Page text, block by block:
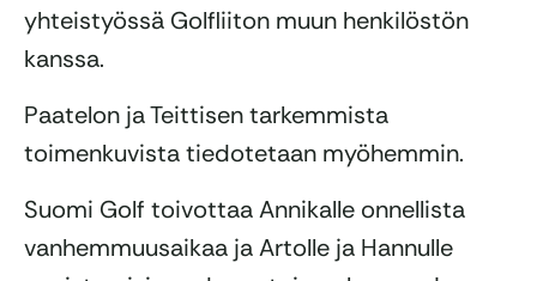
yhteistyössä Golfliiton muun henkilöstön
kanssa.
Paatelon ja Teittisen tarkemmista
toimenkuvista tiedotetaan myöhemmin.
Suomi Golf toivottaa Annikalle onnellista
vanhemmuusaikaa ja Artolle ja Hannulle